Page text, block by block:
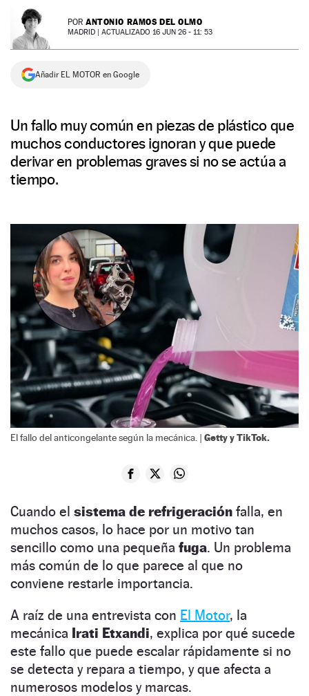
NEWSLETTER POR ANTONIO RAMOS DEL OLMO
MADRID | ACTUALIZADO 16 JUN 26 - 11: 53
Añadir EL MOTOR en Google
Un fallo muy común en piezas de plástico que
muchos conductores ignoran y que puede
derivar en problemas graves si no se actúa a
tiempo.
El fallo del anticongelante según la mecánica. | Getty y TikTok.
Cuando el sistema de refrigeración falla, en
muchos casos, lo hace por un motivo tan
sencillo como una pequeña fuga. Un problema
más común de lo que parece al que no
conviene restarle importancia.
A raíz de una entrevista con El Motor, la
mecánica Irati Etxandi, explica por qué sucede
este fallo que puede escalar rápidamente si no
se detecta y repara a tiempo, y que afecta a
numerosos modelos y marcas.